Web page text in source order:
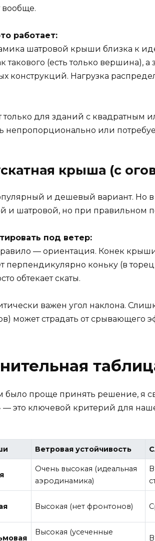
вообще.
работает:
шатровой крыши близка к
такового (есть только вершина),
конструкций. Нагрузка
только для зданий с квадратным
непропорционально или
крыша (с
и дешевый вариант. Но в
и шатровой, но при правильном
под ветер:
— ориентация. Конек
перпендикулярно коньку (в
обтекает скаты.
важен угол наклона.
может страдать от срывающего
было проще принять решение, я
— это ключевой критерий для
Ветровая устойчивость
Очень высокая (идеальная
аэродинамика)
Высокая (нет фронтонов)
Высокая (усеченные